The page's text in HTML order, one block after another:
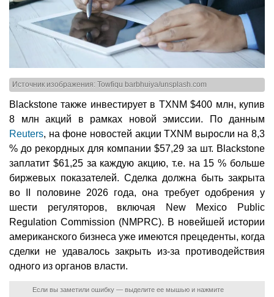
Источник изображения: Towfiqu barbhuiya/unsplash.com
Blackstone также инвестирует в TXNM $400 млн, купив
8 млн акций в рамках новой эмиссии. По данным
Reuters, на фоне новостей акции TXNM выросли на 8,3
% до рекордных для компании $57,29 за шт. Blackstone
заплатит $61,25 за каждую акцию, т.е. на 15 % больше
биржевых показателей. Сделка должна быть закрыта
во II половине 2026 года, она требует одобрения у
шести регуляторов, включая New Mexico Public
Regulation Commission (NMPRC). В новейшей истории
американского бизнеса уже имеются прецеденты, когда
сделки не удавалось закрыть из-за противодействия
одного из органов власти.
Если вы заметили ошибку — выделите ее мышью и нажмите